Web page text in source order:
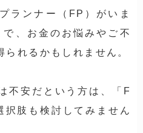
ランナー（FP）がいま
、お金のお悩みやご不
れるかもしれません。
不安だという方は、「F
択肢も検討してみません